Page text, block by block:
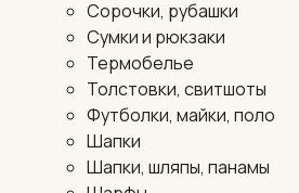
Сорочки, рубашки
Сумки и рюкзаки
Термобелье
Толстовки, свитшоты
Футболки, майки, поло
Шапки
Шапки, шляпы, панамы